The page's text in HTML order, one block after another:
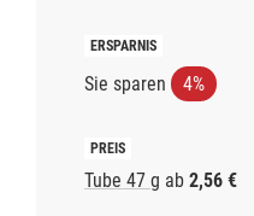
Sie sparen 4%
Tube 47 g ab 2,56 €